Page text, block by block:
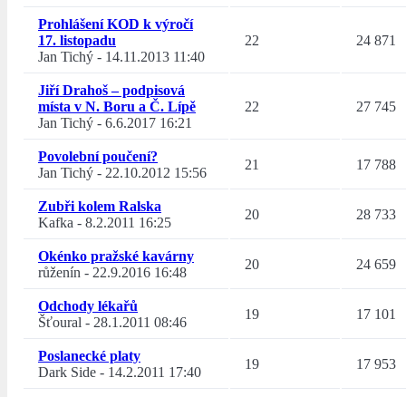
Prohlášení KOD k výročí
17. listopadu
Jan Tichý - 14.11.2013 11:40
22 24 871
Jiří Drahoš – podpisová
místa v N. Boru a Č. Lípě
Jan Tichý - 6.6.2017 16:21
22 27 745
Povolební poučení?
Jan Tichý - 22.10.2012 15:56
21 17 788
Zubři kolem Ralska
Kafka - 8.2.2011 16:25
20 28 733
Okénko pražské kavárny
růženín - 22.9.2016 16:48
20 24 659
Odchody lékařů
Šťoural - 28.1.2011 08:46
19 17 101
Poslanecké platy
Dark Side - 14.2.2011 17:40
19 17 953